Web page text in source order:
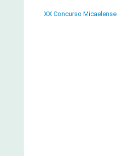
XX Concurso Micaelense